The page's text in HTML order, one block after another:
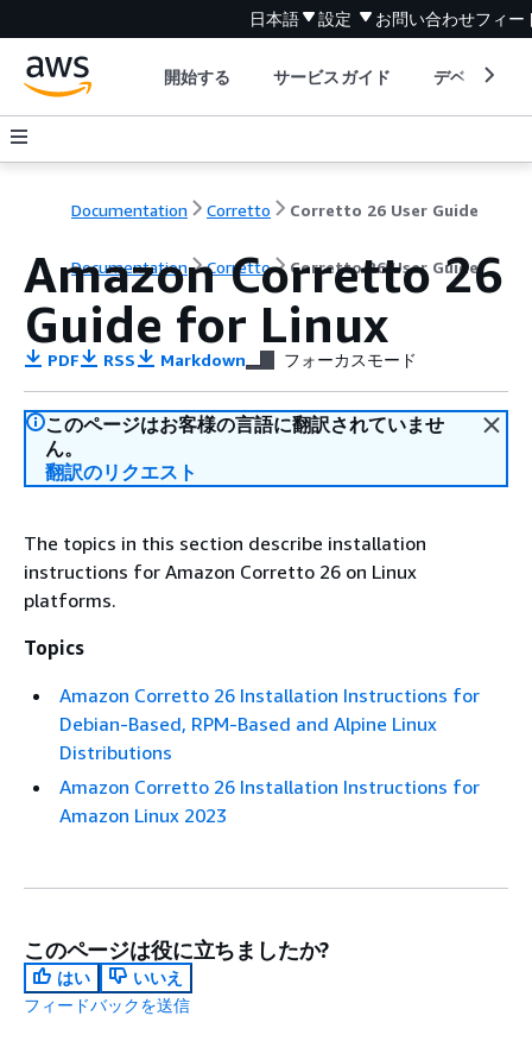
日本語 設定 お問い合わせフィー
開始する サービスガイド デベロッパ
Documentation Corretto Corretto 26 User Guide
Documentation Corretto Corretto 26 User Guide
Amazon Corretto 26
Guide for Linux
PDF RSS Markdown フォーカスモード
このページはお客様の言語に翻訳されていませ
ん。
翻訳のリクエスト
The topics in this section describe installation
instructions for Amazon Corretto 26 on Linux
platforms.
Topics
Amazon Corretto 26 Installation Instructions for
Debian-Based, RPM-Based and Alpine Linux
Distributions
Amazon Corretto 26 Installation Instructions for
Amazon Linux 2023
このページは役に立ちましたか?
はい
いいえ
フィードバックを送信